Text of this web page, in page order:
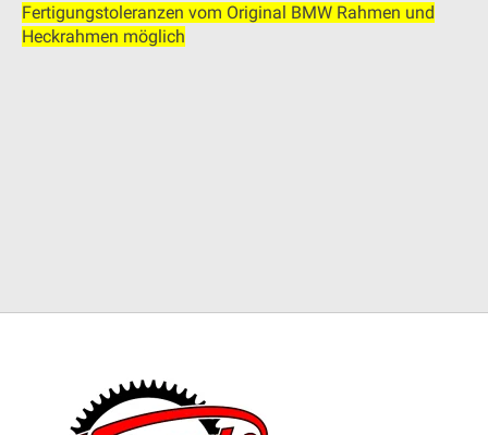
Fertigungstoleranzen vom Original BMW Rahmen und
Heckrahmen möglich